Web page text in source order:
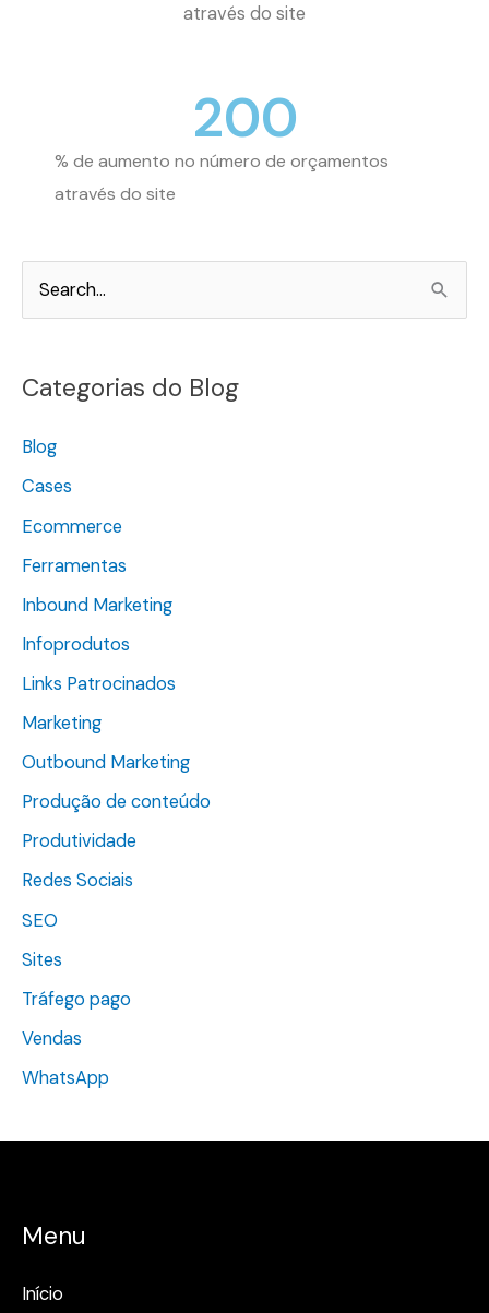
através do site
% de aumento no número de orçamentos
através do site
200
q
a
r
p
o
r
:
Categorias do Blog
Blog
Cases
Ecommerce
Ferramentas
Inbound Marketing
Infoprodutos
Links Patrocinados
Marketing
Outbound Marketing
Produção de conteúdo
Produtividade
Redes Sociais
SEO
Sites
Tráfego pago
Vendas
WhatsApp
Menu
Início